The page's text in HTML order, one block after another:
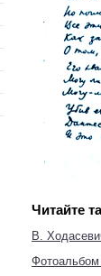
Читайте
В.